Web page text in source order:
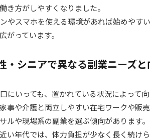
き方がしやすくなりました。
やスマホを使える環境があれば始めやす
がっています。
・シニアで異なる副業ニーズ
にいっても、置かれている状況によって
事や介護と両立しやすい在宅ワークや販
ルや現場系の副業を選ぶ傾向があります。
い年代では、体力負担が少なく長く続け